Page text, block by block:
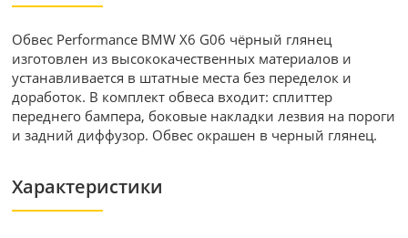
Обвес Performance BMW X6 G06 чёрный глянец
изготовлен из высококачественных материалов и
устанавливается в штатные места без переделок и
доработок. В комплект обвеса входит: сплиттер
переднего бампера, боковые накладки лезвия на пороги
и задний диффузор. Обвес окрашен в черный глянец.
Характеристики